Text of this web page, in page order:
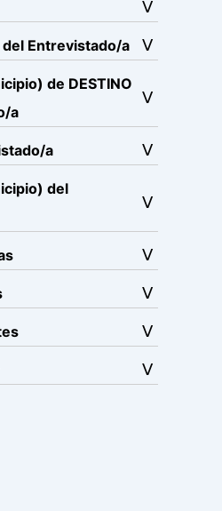
del Entrevistado/a
de DESTINO
a
a
del